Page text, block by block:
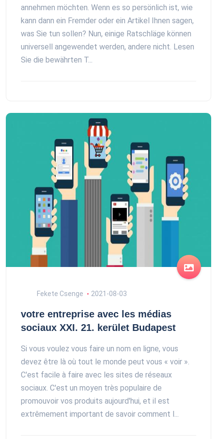
annehmen möchten. Wenn es so persönlich ist, wie
kann dann ein Fremder oder ein Artikel Ihnen sagen,
was Sie tun sollen? Nun, einige Ratschläge können
universell angewendet werden, andere nicht. Lesen
Sie die bewährten T...
Fekete Csenge 2021-08-03
votre entreprise avec les médias
sociaux XXI. 21. kerület Budapest
Si vous voulez vous faire un nom en ligne, vous
devez être là où tout le monde peut vous « voir ».
C'est facile à faire avec les sites de réseaux
sociaux. C'est un moyen très populaire de
promouvoir vos produits aujourd'hui, et il est
extrêmement important de savoir comment l...